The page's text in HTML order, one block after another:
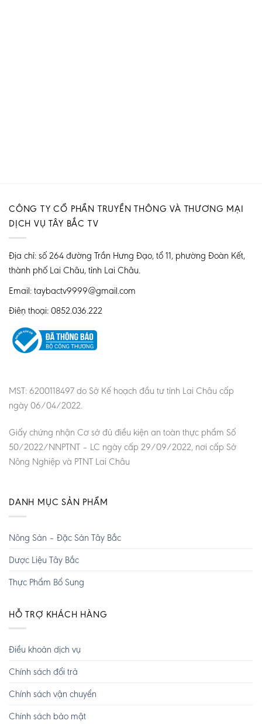
CÔNG TY CỔ PHẦN TRUYỀN THÔNG VÀ THƯƠNG MẠI
DỊCH VỤ TÂY BẮC TV
Địa chỉ: số 264 đường Trần Hưng Đạo, tổ 11, phường Đoàn Kết,
thành phố Lai Châu, tỉnh Lai Châu.
Email: taybactv9999@gmail.com
Điện thoại: 0852.036.222
MST: 6200118497 do Sở Kế hoạch đầu tư tỉnh Lai Châu cấp
ngày 06/04/2022.
Giấy chứng nhận Cơ sở đủ điều kiện an toàn thực phẩm Số
50/2022/NNPTNT – LC ngày cấp 29/09/2022, nơi cấp Sở
Nông Nghiệp và PTNT Lai Châu
DANH MỤC SẢN PHẨM
Nông Sản – Đặc Sản Tây Bắc
Dược Liệu Tây Bắc
Thực Phẩm Bổ Sung
HỖ TRỢ KHÁCH HÀNG
Điều khoản dịch vụ
Chính sách đổi trả
Chính sách vận chuyển
Chính sách bảo mật